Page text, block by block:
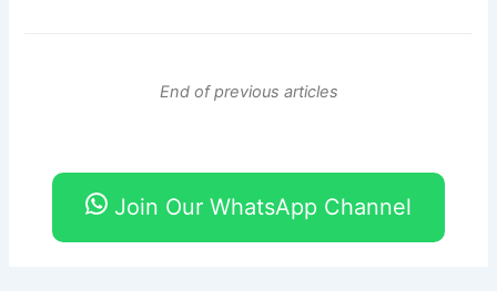
End of previous articles
Join Our WhatsApp Channel